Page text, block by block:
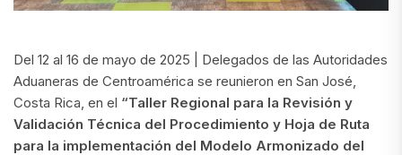
Del 12 al 16 de mayo de 2025 | Delegados de las Autoridades
Aduaneras de Centroamérica se reunieron en San José,
Costa Rica, en el “Taller Regional para la Revisión y
Validación Técnica del Procedimiento y Hoja de Ruta
para la implementación del Modelo Armonizado del